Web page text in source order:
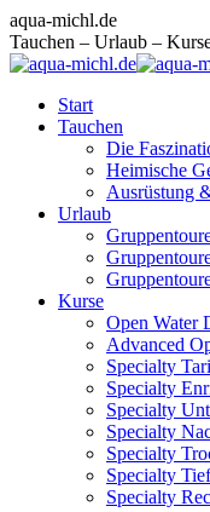
Zum
Inhalt
springen
Facebook
page
opens
new
window
Instagram
page
opens
new
window
E-
Mail
page
new
aqua-michl.de
Tauchen – Urlaub –
Start
Tauchen
Die
Heimische
Ausrüstung
Urlaub
Kurse
Open Water
Advanced
Specialty
Specialty
Specialty
Specialty
Specialty
Specialty
Specialty